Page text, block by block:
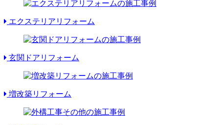
エクステリアリフォーム
玄関ドアリフォーム
増改築リフォーム